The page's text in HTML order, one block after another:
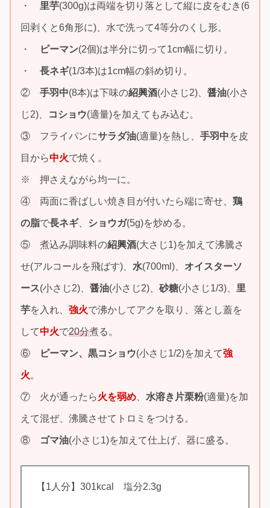
・ 里芋(300g)は両端を切り落として縦に皮をむき(6
回剥くと6角形に)、水で洗って4等分のくし形。
・ ピーマン(2個)は半分に切って1cm幅に切り。
・ 長ネギ(1/3本)は1cm幅の斜め切り。
② 手羽中(8本)は下味の紹興酒(小さじ2)、 醤油(小さ
じ2)、 コショウ(適量)を加えてもみ込む。
③ フライパンにサラダ油(適量)を熱し、 手羽中を皮
目から中火で焼く。
※ 押さえながら均一に。
④ 両面に香ばしい焼き目が付いたら端に寄せ、 鶏
の脂で長ネギ、 ショウガ(5g)を炒める。
⑤ 煮込み調味料の紹興酒(大さじ1)を加えて沸騰さ
せ(アルコールを飛ばす)、 水(700ml)、 オイスターソ
ース(小さじ2)、 醤油(小さじ2)、 砂糖(小さじ1/3)、 里
芋を入れ、 強火で沸かしてアクを取り、落とし蓋を
して中火で20分煮る。
⑥ ピーマン、 黒コショウ(小さじ1/2)を加えて強
火。
⑦ 火が通ったら火を弱め、 水溶き片栗粉(適量)を加
えて混ぜ、沸騰させてトロミをつける。
⑧ ゴマ油(小さじ1)を加えて仕上げ、器に盛る。
【1人分】301kcal 塩分2.3g